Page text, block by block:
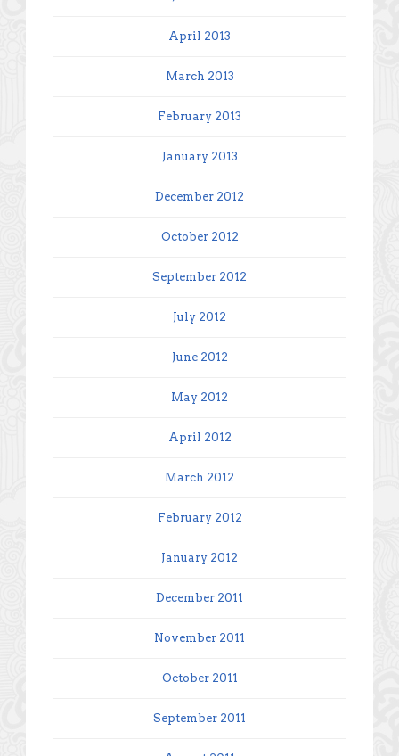
April 2013
March 2013
February 2013
January 2013
December 2012
October 2012
September 2012
July 2012
June 2012
May 2012
April 2012
March 2012
February 2012
January 2012
December 2011
November 2011
October 2011
September 2011